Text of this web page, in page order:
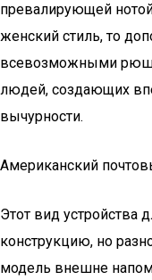
превалирующей
женский стиль, то
всевозможными
людей, создающих
вычурности.
Американский
Этот вид устройства
конструкцию, но
модель внешне